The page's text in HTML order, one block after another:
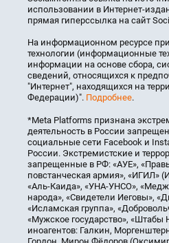
использовании в Интернет-
прямая гиперссылка на сайт
На информационном ресурсе
технологии (информационные
информации на основе сбора,
сведений, относящихся к
"Интернет", находящихся на
Федерации)". Подробнее.
*Meta Platforms признана
деятельность в России
социальные сети Facebook и
России. Экстремистские и
запрещенные в РФ: «АУЕ»,
повстанческая армия», «ИГИЛ»
«Аль-Каида», «УНА-УНСО»,
народа», «Свидетели Иеговы»,
«Исламская группа»,
«Мужское государство», «Штабы
иноагентов: Галкин,